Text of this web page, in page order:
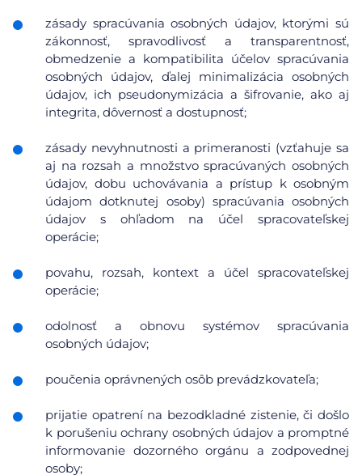
zásady spracúvania osobných údajov, ktorými sú
zákonnosť, spravodlivosť a transparentnosť,
obmedzenie a kompatibilita účelov spracúvania
osobných údajov, ďalej minimalizácia osobných
údajov, ich pseudonymizácia a šifrovanie, ako aj
integrita, dôvernosť a dostupnosť;
zásady nevyhnutnosti a primeranosti (vzťahuje sa
aj na rozsah a množstvo spracúvaných osobných
údajov, dobu uchovávania a prístup k osobným
údajom dotknutej osoby) spracúvania osobných
údajov s ohľadom na účel spracovateľskej
operácie;
povahu, rozsah, kontext a účel spracovateľskej
operácie;
odolnosť a obnovu systémov spracúvania
osobných údajov;
poučenia oprávnených osôb prevádzkovateľa;
prijatie opatrení na bezodkladné zistenie, či došlo
k porušeniu ochrany osobných údajov a promptné
informovanie dozorného orgánu a zodpovednej
osoby;